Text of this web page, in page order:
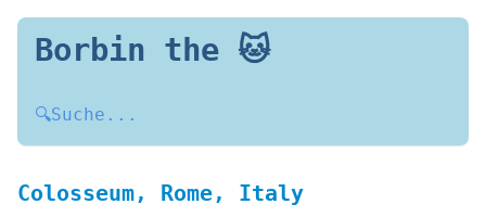
Borbin the 🐱
🔍Suche...
Colosseum, Rome, Italy